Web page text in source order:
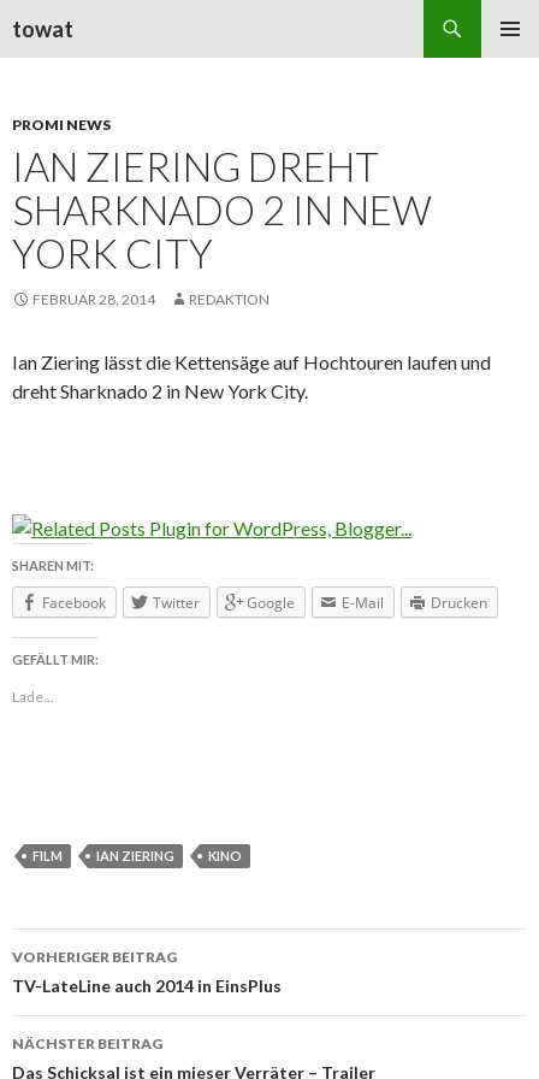
towat
PROMI NEWS
IAN ZIERING DREHT
SHARKNADO 2 IN NEW
YORK CITY
FEBRUAR 28, 2014 REDAKTION
Ian Ziering lässt die Kettensäge auf Hochtouren laufen und
dreht Sharknado 2 in New York City.
SHAREN MIT:
Facebook Twitter Google E-Mail Drucken
GEFÄLLT MIR:
Lade...
FILM IAN ZIERING KINO
Beitragsnavigation
VORHERIGER BEITRAG
TV-LateLine auch 2014 in EinsPlus
NÄCHSTER BEITRAG
Das Schicksal ist ein mieser Verräter – Trailer